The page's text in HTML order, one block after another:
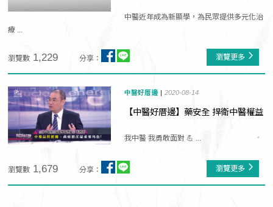
中醫近年成為新顯學，為民眾提供多元化治
療 ...
瀏覽數 1,229 分享： 瀏覽更多
中醫好厝邊 2020-08-14
【中醫好厝邊】藥安全 捍衛中醫權益
我中醫 我勇敢面對 💪 ...
瀏覽數 1,679 分享： 瀏覽更多